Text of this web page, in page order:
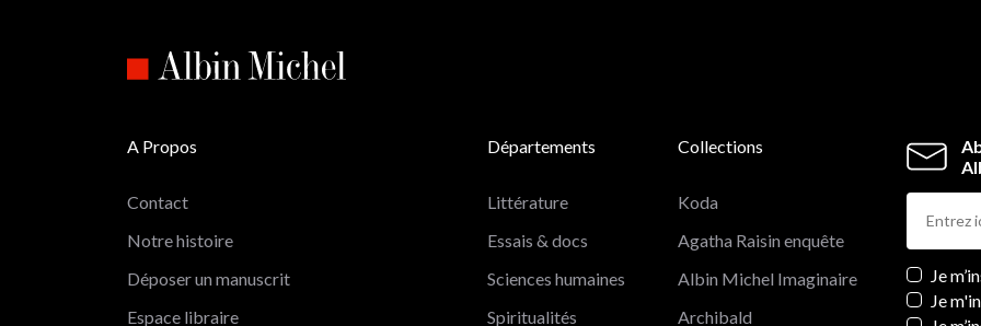
Je
Je
A Propos
Contact
Notre histoire
Déposer un manuscrit
Espace libraire
Départements
Littérature
Essais & docs
Sciences humaines
Spiritualités
Collections
Koda
Agatha Raisin enquête
Albin Michel Imaginaire
Archibald